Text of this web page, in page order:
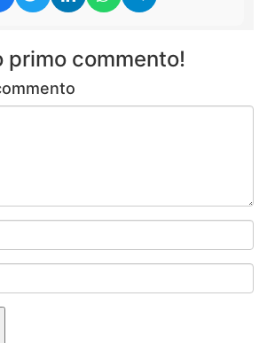
primo commento!